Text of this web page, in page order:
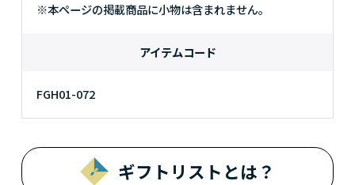
※本ページの掲載商品に小物は含まれません。
アイテムコード
FGH01-072
ギフトリストとは？